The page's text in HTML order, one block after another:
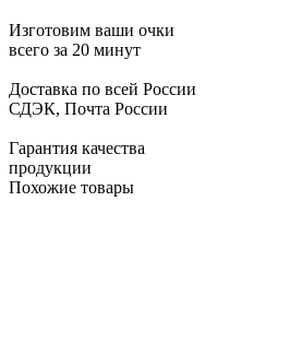
Изготовим ваши очки
всего за 20 минут
Доставка по всей России
СДЭК, Почта России
Гарантия качества
продукции
Похожие товары